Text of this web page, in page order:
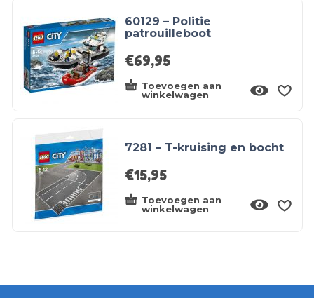
60129 – Politie
patrouilleboot
€69,95
Toevoegen aan
winkelwagen
7281 – T-kruising en bocht
€15,95
Toevoegen aan
winkelwagen